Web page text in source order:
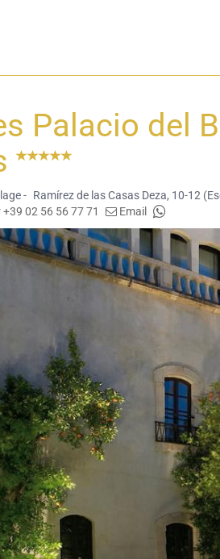
Palacio del
- Ramírez de las Casas Deza, 10-12
02 56 56 77 71
Email